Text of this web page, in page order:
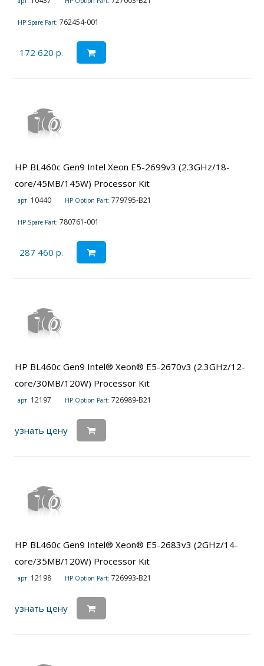
HP Spare Part: 762454-001
172 620 р.
HP BL460c Gen9 Intel Xeon E5-2699v3 (2.3GHz/18-
core/45MB/145W) Processor Kit
арт. 10440 HP Option Part: 779795-B21
HP Spare Part: 780761-001
287 460 р.
HP BL460c Gen9 Intel® Xeon® E5-2670v3 (2.3GHz/12-
core/30MB/120W) Processor Kit
арт. 12197 HP Option Part: 726989-B21
узнать цену
HP BL460c Gen9 Intel® Xeon® E5-2683v3 (2GHz/14-
core/35MB/120W) Processor Kit
арт. 12198 HP Option Part: 726993-B21
узнать цену